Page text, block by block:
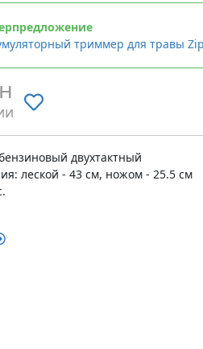
триммер для травы
двухтактный
леской - 43 см, ножом - 25.5 см